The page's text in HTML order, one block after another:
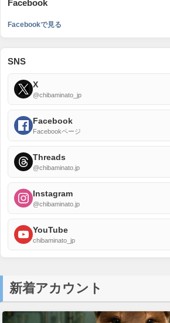
Facebook
Facebookで見る
SNS
X
@chibaminato_jp
Facebook
Facebookページ
Threads
@chibaminato.jp
Instagram
@chibaminato.jp
YouTube
chibaminato_jp
新着アカウント